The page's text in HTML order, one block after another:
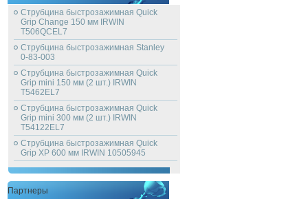
Струбцина быстрозажимная Quick
Grip Change 150 мм IRWIN
T506QCEL7
Струбцина быстрозажимная Stanley
0-83-003
Струбцина быстрозажимная Quick
Grip mini 150 мм (2 шт.) IRWIN
T5462EL7
Струбцина быстрозажимная Quick
Grip mini 300 мм (2 шт.) IRWIN
T54122EL7
Струбцина быстрозажимная Quick
Grip XP 600 мм IRWIN 10505945
Партнеры